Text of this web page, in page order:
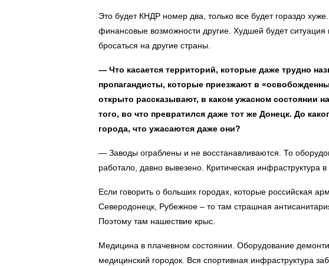
Это будет КНДР номер два, только все будет гораздо
финансовые возможности другие. Худшей будет
бросаться на другие страны.
— Что касается территорий, которые даже трудно
пропагандисты, которые приезжают в
открыто рассказывают, в каком ужасном состоянии
того, во что превратился даже тот же Донецк. До
города, что ужасаются даже они?
— Заводы ограблены и не восстанавливаются. То
работало, давно вывезено. Критическая инфраструктура
Если говорить о больших городах, которые российская
Северодонецк, Рубежное – то там страшная
Поэтому там нашествие крыс.
Медицина в плачевном состоянии. Оборудование
медицинский городок. Вся спортивная инфраструктура